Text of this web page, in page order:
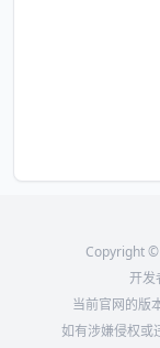
Copyright ©
开发
当前官网的版
如有涉嫌侵权或